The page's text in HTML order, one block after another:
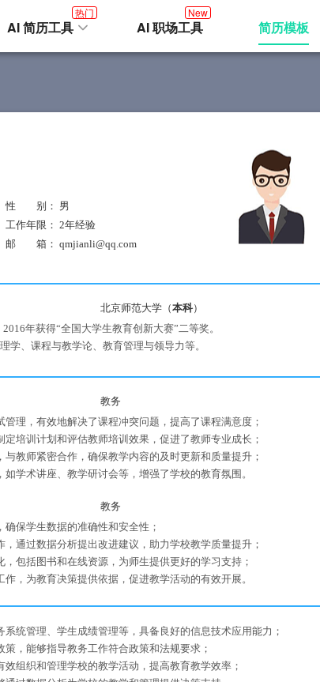
AI 简历工具
热门
AI 职场工具
New
简历模板
性 别 ： 男
工作年限 ： 2年经验
邮 箱： qmjianli@qq.com
北京师范大学（本科）
年获得“全国大学生教育创新大赛”二等奖。
学、课程与教学论、教育管理与领导力等。
教务
理，有效地解决了课程冲突问题，提高了课程满意度；
培训计划和评估教师培训效果，促进了教师专业成长；
教师紧密合作，确保教学内容的及时更新和质量提升；
学术讲座、教学研讨会等，增强了学校的教育氛围。
教务
保学生数据的准确性和安全性；
通过数据分析提出改进建议，助力学校教学质量提升；
包括图书和在线资源，为师生提供更好的学习支持；
，为教育决策提供依据，促进教学活动的有效开展。
统管理、学生成绩管理等，具备良好的信息技术应用能力；
，能够指导教务工作符合政策和法规要求；
组织和管理学校的教学活动，提高教育教学效率；